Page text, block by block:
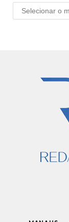
ARQUIVO